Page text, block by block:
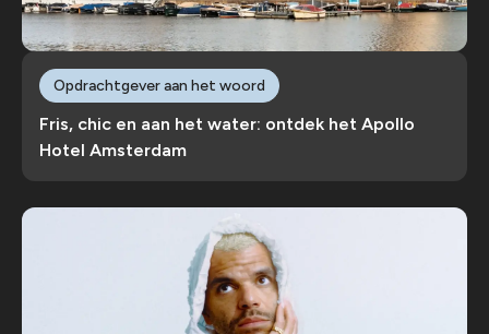
Fris, chic en aan het water: ontdek het Apollo
Hotel Amsterdam
Opdrachtgever aan het woord